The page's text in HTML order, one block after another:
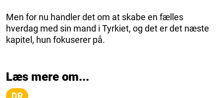
Men for nu handler det om at skabe en fælles
hverdag med sin mand i Tyrkiet, og det er det næste
kapitel, hun fokuserer på.
Læs mere om...